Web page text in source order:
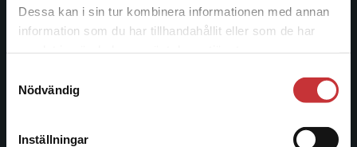
Dessa kan i sin tur kombinera informationen med annan
information som du har tillhandahållit eller som de har
Nödvändig
Inställningar
Det verkar som att du besöker
studentlitteratur.se via en enhet utanför Sverige.
Vi erbjuder inte leveranser utanför Sverige. För
att kunna slutföra ett köp måste
Studentlitteratur
ledande utbildningsförlag. Med läromedel, kurslitteratur,
informationstjänster i utbudet, finns Studentlitteratur med